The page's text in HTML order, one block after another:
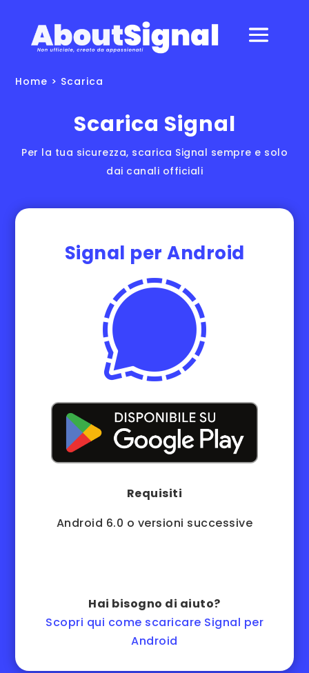
Home > Scarica
Scarica Signal
Per la tua sicurezza, scarica Signal sempre e solo
dai canali officiali
Signal per Android
Requisiti
Android 6.0 o versioni successive
Hai bisogno di aiuto?
Scopri qui come scaricare Signal per
Android